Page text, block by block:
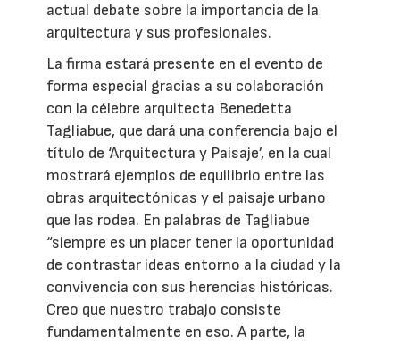
actual debate sobre la importancia de la
arquitectura y sus profesionales.
La firma estará presente en el evento de
forma especial gracias a su colaboración
con la célebre arquitecta Benedetta
Tagliabue, que dará una conferencia bajo el
título de ‘Arquitectura y Paisaje’, en la cual
mostrará ejemplos de equilibrio entre las
obras arquitectónicas y el paisaje urbano
que las rodea. En palabras de Tagliabue
“siempre es un placer tener la oportunidad
de contrastar ideas entorno a la ciudad y la
convivencia con sus herencias históricas.
Creo que nuestro trabajo consiste
fundamentalmente en eso. A parte, la